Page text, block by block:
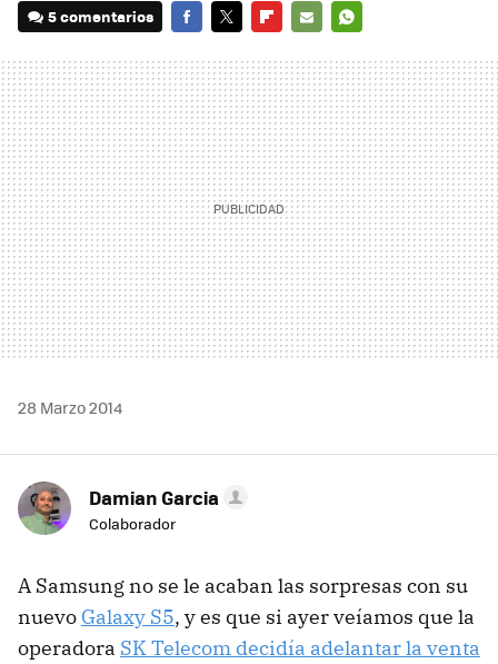
5 comentarios
MAIL
28 Marzo 2014
Damian Garcia
Colaborador
A Samsung no se le acaban las sorpresas con su
nuevo Galaxy S5, y es que si ayer veíamos que la
operadora SK Telecom decidía adelantar la venta